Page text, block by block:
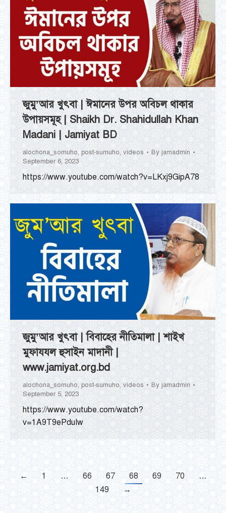
জুমু’আর খুৎবা | ঈমানের উপর অবিচল থাকার
উপায়সমূহ | Shaikh Dr. Shahidullah Khan
Madani | Jamiyat BD
alochona_somuho, post-sumuho, videos By jamadmin
September 6, 2023
https://www.youtube.com/watch?v=LKxj9GipA78
জুমু’আর খুৎবা | বিবাহের নীতিমালা | শাইখ
মুফাযযল হুসাইন মাদানী |
www.jamiyat.org.bd
alochona_somuho, post-sumuho, videos By jamadmin
September 5, 2023
https://www.youtube.com/watch?
v=1A9T9ePduIw
← 1 … 66 67 68 69 70
…
149
→